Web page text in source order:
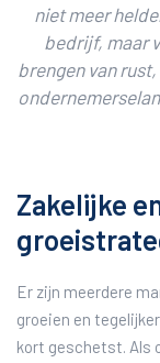
niet meer
bedrijf, maar
brengen van
Zakelijke
Er zijn meerdere
groeien en
kort geschetst. Als